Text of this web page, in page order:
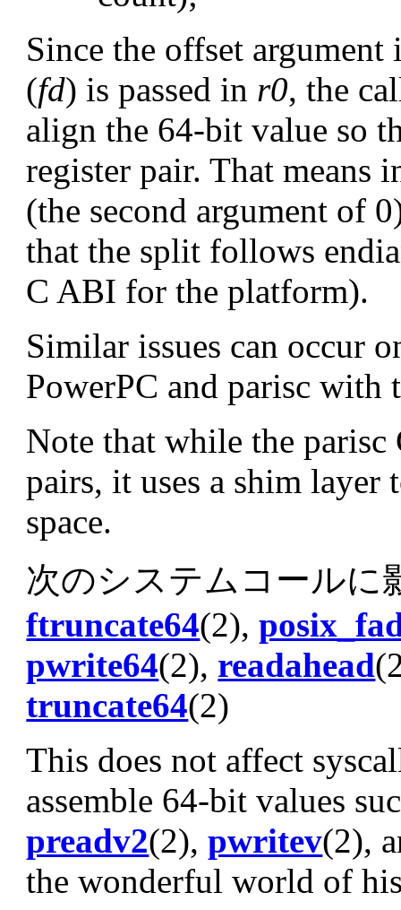
Since the offset
(fd) is passed in r0, the
align the 64-bit value so
register pair. That means
(the second argument of
that the split follows
C ABI for the platform).
Similar issues can occur
PowerPC and parisc
Note that while the parisc
pairs, it uses a shim layer
space.
次のシステムコールに
ftruncate64(2),
pwrite64(2), readahead
truncate64(2)
This does not affect
assemble 64-bit values
preadv2(2),pwritev(2),
the wonderful world of